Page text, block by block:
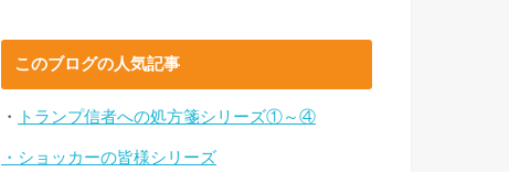
このブログの人気記事
・ トランプ信者への処方箋シリーズ①～④
・ショッカーの皆様シリーズ